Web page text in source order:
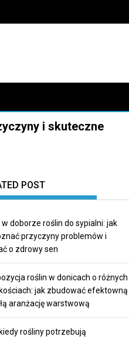
się trwałą dekoracją
i skuteczne
POST
w doborze roślin do sypialni: jak
przyczyny problemów i
o zdrowy sen
roślin w donicach o różnych
jak zbudować efektowną
aranżację warstwową
rośliny potrzebują